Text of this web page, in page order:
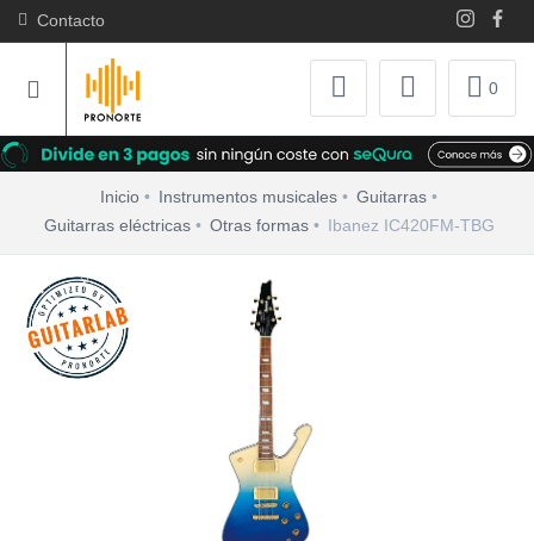
Contacto
0
Inicio Instrumentos musicales
Guitarras
Guitarras eléctricas
Otras formas Ibanez IC420FM-TBG